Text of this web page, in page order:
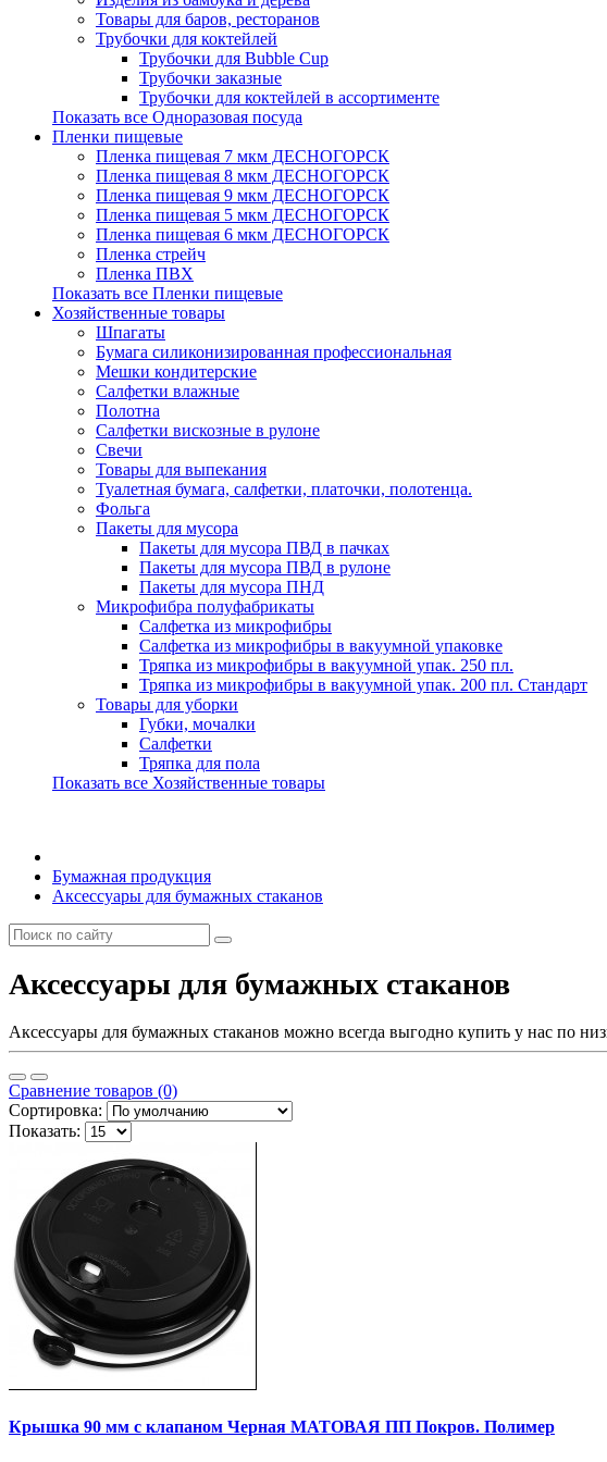
Товары для баров, ресторанов
Трубочки для коктейлей
Трубочки для Bubble Cup
Трубочки заказные
Трубочки для коктейлей в ассортименте
Показать все Одноразовая посуда
Пленки пищевые
Пленка пищевая 7 мкм ДЕСНОГОРСК
Пленка пищевая 8 мкм ДЕСНОГОРСК
Пленка пищевая 9 мкм ДЕСНОГОРСК
Пленка пищевая 5 мкм ДЕСНОГОРСК
Пленка пищевая 6 мкм ДЕСНОГОРСК
Пленка стрейч
Пленка ПВХ
Показать все Пленки пищевые
Хозяйственные товары
Шпагаты
Бумага силиконизированная профессиональная
Мешки кондитерские
Салфетки влажные
Полотна
Салфетки вискозные в рулоне
Свечи
Товары для выпекания
Туалетная бумага, салфетки, платочки, полотенца.
Фольга
Пакеты для мусора
Пакеты для мусора ПВД в пачках
Пакеты для мусора ПВД в рулоне
Пакеты для мусора ПНД
Микрофибра полуфабрикаты
Салфетка из микрофибры
Салфетка из микрофибры в вакуумной упаковке
Тряпка из микрофибры в вакуумной упак. 250 пл.
Тряпка из микрофибры в вакуумной упак. 200 пл. Стандарт
Товары для уборки
Губки, мочалки
Салфетки
Тряпка для пола
Показать все Хозяйственные товары
Бумажная продукция
Аксессуары для бумажных стаканов
Аксессуары для бумажных стаканов
Аксессуары для бумажных стаканов можно всегда выгодно купить у нас по
Сравнение товаров (0)
Сортировка:
Показать:
Крышка 90 мм с клапаном Черная МАТОВАЯ ПП Покров. Полимер